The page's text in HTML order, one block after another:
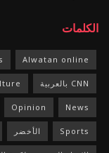
الكلمات
Alwatan online
CNN بالعربية
News
Opinion
Sports الأخضر